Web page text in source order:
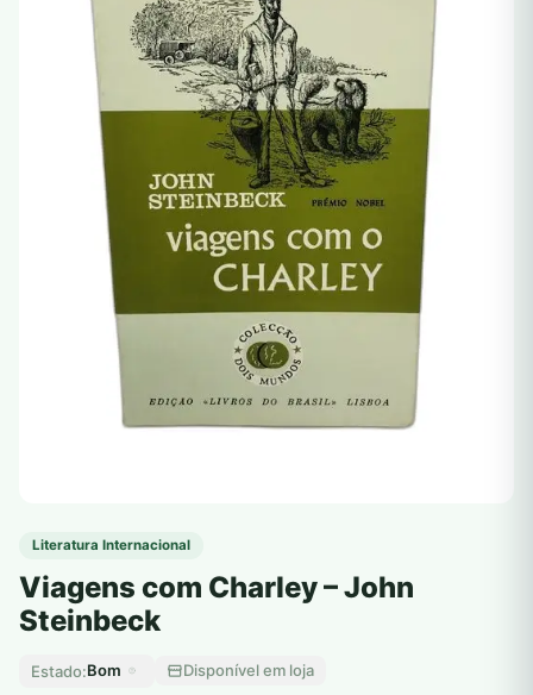
Literatura Internacional
Viagens com Charley – John
Steinbeck
Estado:Bom Disponível em loja